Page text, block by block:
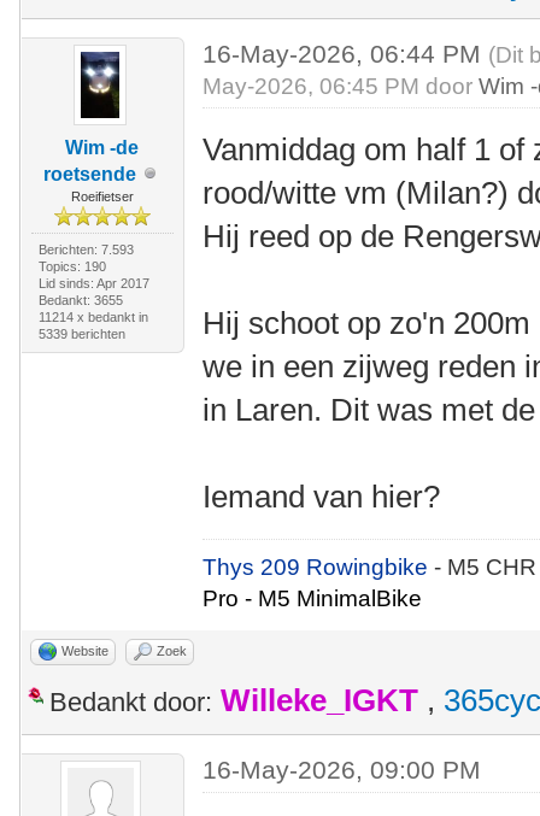
Wim -de
roetsende
Roeifietser
Berichten: 7.593
Topics: 190
Lid sinds: Apr 2017
Bedankt: 3655
11214 x bedankt in
5339 berichten
16-May-2026, 06:44 PM (Dit
May-2026, 06:45 PM doorWim
Vanmiddag om half 1 of
rood/witte vm (Milan?)
Hij reed op de
Hij schoot op zo'n
we in een zijweg reden
in Laren. Dit was met
Iemand van hier?
Thys 209 Rowingbike- M5
Pro - M5 MinimalBike
Website Zoek
Bedankt door: Willeke_IGKT ,
16-May-2026, 09:00 PM